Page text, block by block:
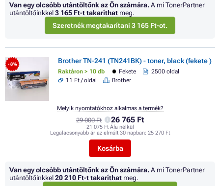
Van egy olcsóbb utántöltőnk az Ön számára.A mi TonerPartner
utántöltőinkkel3 165 Ft-t takaríthat meg.
Szeretnék megtakarítani 3 165 Ft-ot.
- 8% Brother TN-241 (TN241BK) - toner, black (fekete )
Raktáron > 10 db Fekete
2500 oldal
11 Ft / oldal
Brother
29 000 Ft 26 765 Ft
21 075 Ft Áfa nélkül
Legalacsonyabb ár az elmúlt 30 napban: 25 270 Ft
Kosárba
Melyik nyomtatókhoz alkalmas a termék?
Van egy olcsóbb utántöltőnk az Ön számára.A mi TonerPartner
utántöltőinkkel20 210 Ft-t takaríthat meg.